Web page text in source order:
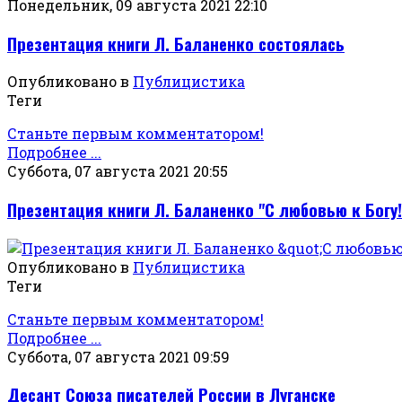
Понедельник, 09 августа 2021 22:10
Презентация книги Л. Баланенко состоялась
Опубликовано в Публицистика
Теги
Станьте первым комментатором!
Подробнее ...
Суббота, 07 августа 2021 20:55
Презентация книги Л. Баланенко "С любовью к
Опубликовано в Публицистика
Теги
Станьте первым комментатором!
Подробнее ...
Суббота, 07 августа 2021 09:59
Десант Союза писателей России в Луганске